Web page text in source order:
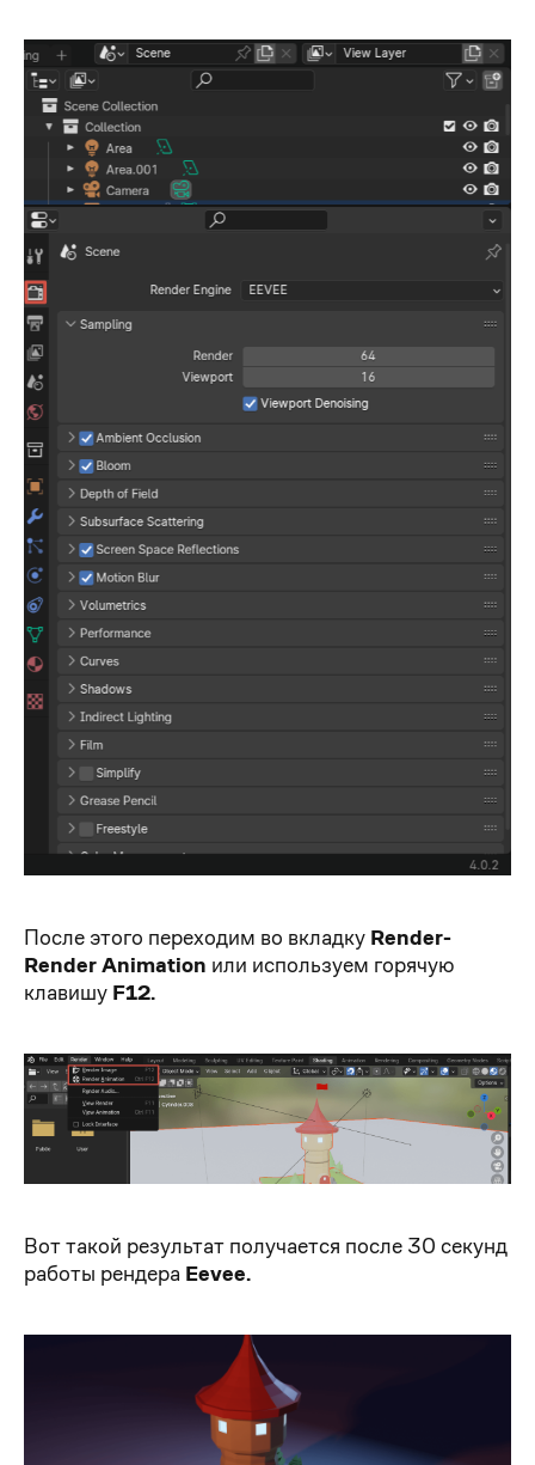
После этого переходим во вкладку Render-
Render Animation или используем горячую
клавишу F12.
Вот такой результат получается после 30 секунд
работы рендера Eevee.